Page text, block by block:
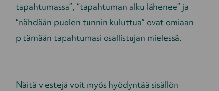
tapahtumassa”, “tapahtuman alku lähenee” ja
“nähdään puolen tunnin kuluttua” ovat omiaan
pitämään tapahtumasi osallistujan mielessä.
Näitä viestejä voit myös hyödyntää sisällön